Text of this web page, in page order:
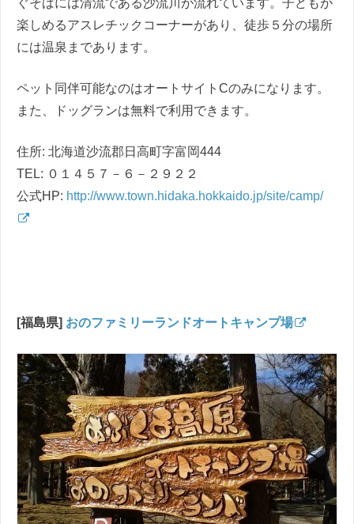
楽しめるアスレチックコーナーがあり、徒歩５分の場所
には温泉まであります。
ペット同伴可能なのはオートサイトCのみになります。
また、ドッグランは無料で利用できます。
住所: 北海道沙流郡日高町字富岡444
TEL: ０１４５７－６－２９２２
公式HP: http://www.town.hidaka.hokkaido.jp/site/camp/
[福島県] おのファミリーランドオートキャンプ場